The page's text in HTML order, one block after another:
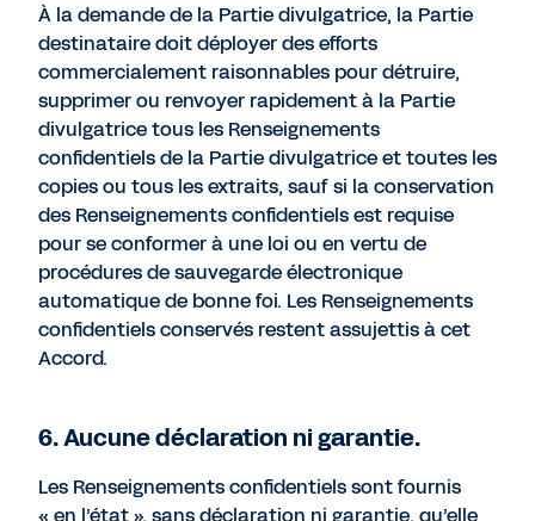
À la demande de la Partie divulgatrice, la Partie
destinataire doit déployer des efforts
commercialement raisonnables pour détruire,
supprimer ou renvoyer rapidement à la Partie
divulgatrice tous les Renseignements
confidentiels de la Partie divulgatrice et toutes les
copies ou tous les extraits, sauf si la conservation
des Renseignements confidentiels est requise
pour se conformer à une loi ou en vertu de
procédures de sauvegarde électronique
automatique de bonne foi. Les Renseignements
confidentiels conservés restent assujettis à cet
Accord.
6. Aucune déclaration ni garantie.
Les Renseignements confidentiels sont fournis